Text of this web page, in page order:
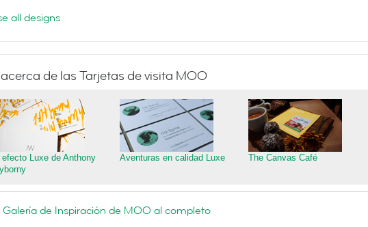
all designs
de las Tarjetas de visita MOO
efecto Luxe de Anthony
Aventuras en calidad Luxe The Canvas Café
Galería de Inspiración de MOO al completo